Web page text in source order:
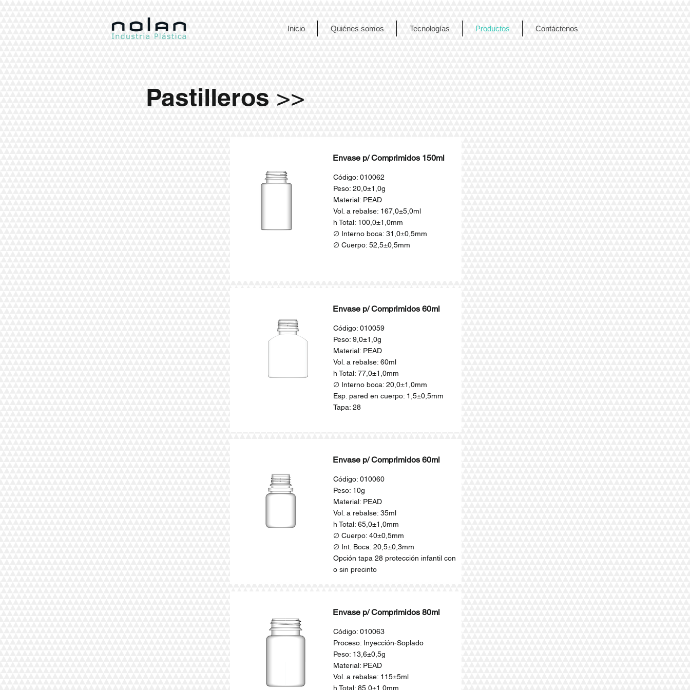
Inicio Quiénes somos Tecnologías Productos Contáctenos
Pastilleros >>
Envase p/ Comprimidos 150ml
Código: 010062
Peso: 20,0±1,0g
Material: PEAD
Vol. a rebalse: 167,0±5,0ml
h Total: 100,0±1,0mm
∅ Interno boca: 31,0±0,5mm
∅ Cuerpo: 52,5±0,5mm
Envase p/ Comprimidos 60ml
Código: 010059
Peso: 9,0±1,0g
Material: PEAD
Vol. a rebalse: 60ml
h Total: 77,0±1,0mm
∅ Interno boca: 20,0±1,0mm
Esp. pared en cuerpo: 1,5±0,5mm
Tapa: 28
Envase p/ Comprimidos 60ml
Código: 010060
Peso: 10g
Material: PEAD
Vol. a rebalse: 35ml
h Total: 65,0±1,0mm
∅ Cuerpo: 40±0,5mm
∅ Int. Boca: 20,5±0,3mm
Opción tapa 28 protección infantil con
o sin precinto
Envase p/ Comprimidos 80ml
Código: 010063
Proceso: Inyección-Soplado
Peso: 13,6±0,5g
Material: PEAD
Vol. a rebalse: 115±5ml
h Total: 85,0±1,0mm